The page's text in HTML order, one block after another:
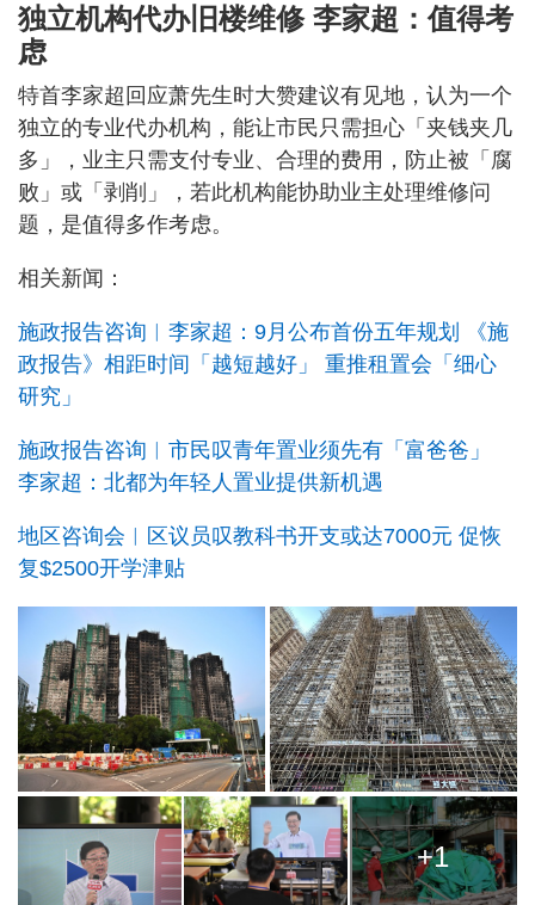
独立机构代办旧楼维修 李家超：值得考
虑
特首李家超回应萧先生时大赞建议有见地，认为一个
独立的专业代办机构，能让市民只需担心「夹钱夹几
多」，业主只需支付专业、合理的费用，防止被「腐
败」或「剥削」，若此机构能协助业主处理维修问
题，是值得多作考虑。
相关新闻：
施政报告咨询︱李家超：9月公布首份五年规划 《施
政报告》相距时间「越短越好」 重推租置会「细心
研究」
施政报告咨询︱市民叹青年置业须先有「富爸爸」
李家超：北都为年轻人置业提供新机遇
地区咨询会︱区议员叹教科书开支或达7000元 促恢
复$2500开学津贴
+1